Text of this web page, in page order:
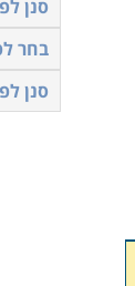
סנן
בחר
סנן